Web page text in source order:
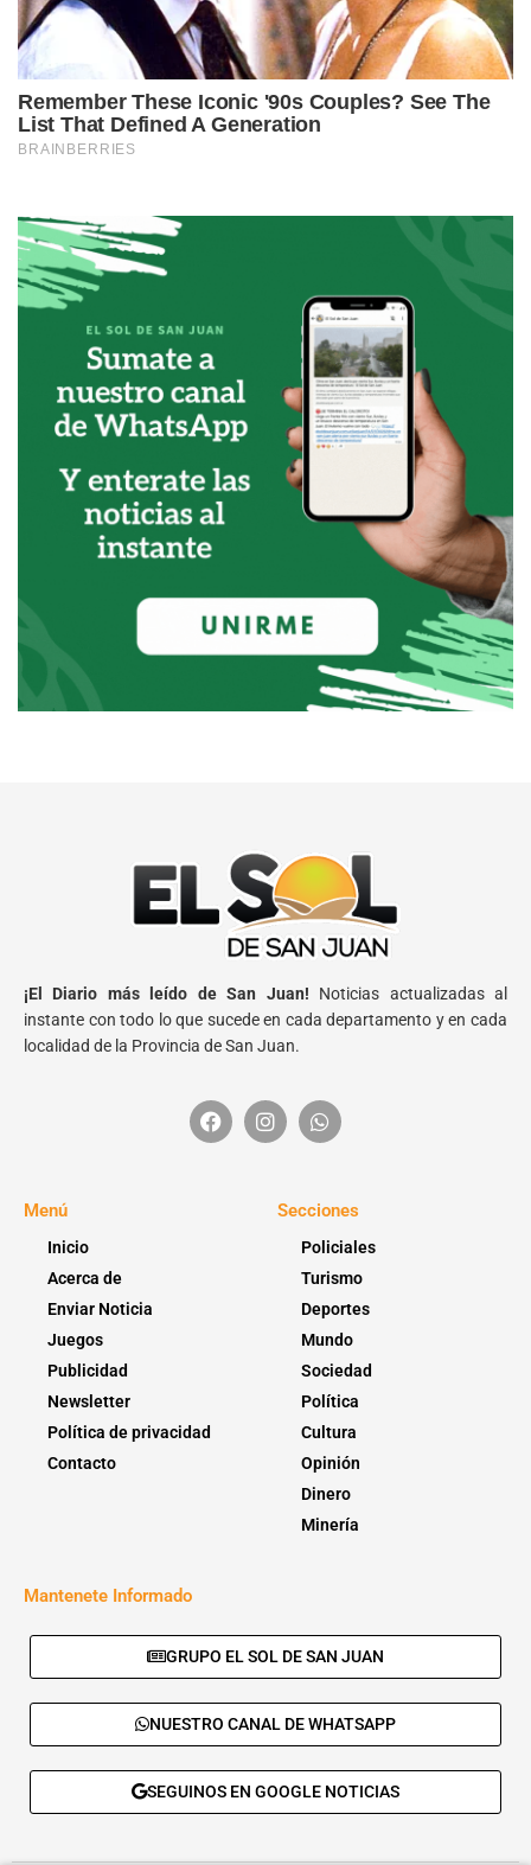
¡El Diario más leído de San Juan! Noticias actualizadas al
instante con todo lo que sucede en cada departamento y en cada
localidad de la Provincia de San Juan.
Menú
Inicio
Acerca de
Enviar Noticia
Juegos
Publicidad
Newsletter
Política de privacidad
Contacto
Secciones
Policiales
Turismo
Deportes
Mundo
Sociedad
Política
Cultura
Opinión
Dinero
Minería
Mantenete Informado
GRUPO EL SOL DE SAN JUAN
NUESTRO CANAL DE WHATSAPP
SEGUINOS EN GOOGLE NOTICIAS